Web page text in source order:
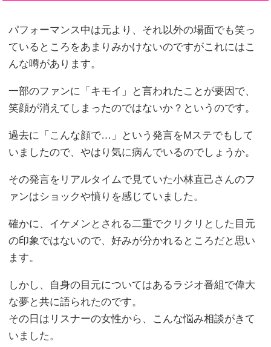
パフォーマンス中は元より、それ以外の場面でも笑っ
ているところをあまりみかけないのですがこれにはこ
んな噂があります。
一部のファンに「キモイ」と言われたことが要因で、
笑顔が消えてしまったのではないか？というのです。
過去に「こんな顔で…」という発言をMステでもして
いましたので、やはり気に病んでいるのでしょうか。
その発言をリアルタイムで見ていた小林直己さんのフ
ァンはショックや憤りを感じていました。
確かに、イケメンとされる二重でクリクリとした目元
の印象ではないので、好みが分かれるところだと思い
ます。
しかし、自身の目元についてはあるラジオ番組で偉大
な夢と共に語られたのです。
その日はリスナーの女性から、こんな悩み相談がきて
いました。